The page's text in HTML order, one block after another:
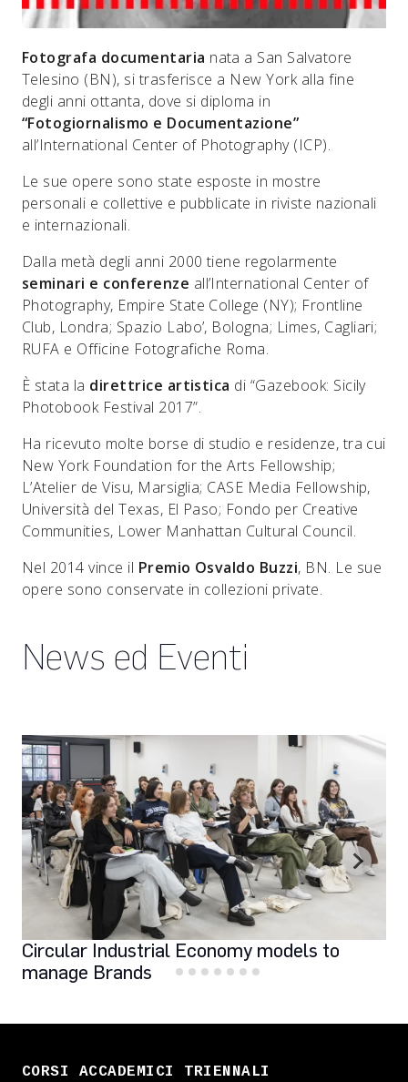
Fotografa documentaria nata a San Salvatore
Telesino (BN), si trasferisce a New York alla fine
degli anni ottanta, dove si diploma in
“Fotogiornalismo e Documentazione”
all’International Center of Photography (ICP).
Le sue opere sono state esposte in mostre
personali e collettive e pubblicate in riviste nazionali
e internazionali.
Dalla metà degli anni 2000 tiene regolarmente
seminari e conferenze all’International Center of
Photography, Empire State College (NY); Frontline
Club, Londra; Spazio Labo’, Bologna; Limes, Cagliari;
RUFA e Officine Fotografiche Roma.
È stata la direttrice artistica di “Gazebook: Sicily
Photobook Festival 2017”.
Ha ricevuto molte borse di studio e residenze, tra cui
New York Foundation for the Arts Fellowship;
L’Atelier de Visu, Marsiglia; CASE Media Fellowship,
Università del Texas, El Paso; Fondo per Creative
Communities, Lower Manhattan Cultural Council.
Nel 2014 vince il Premio Osvaldo Buzzi, BN. Le sue
opere sono conservate in collezioni private.
News ed Eventi
Circular Industrial Economy models to
manage Brands
CORSI ACCADEMICI TRIENNALI